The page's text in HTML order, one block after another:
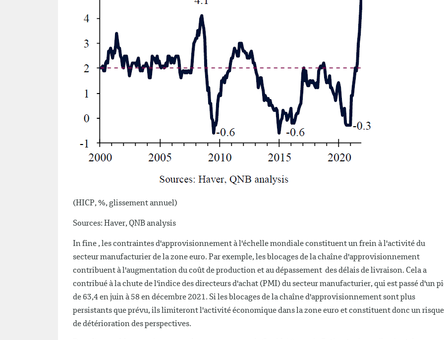
(HICP, %, glissement annuel)
Sources: Haver, QNB analysis
In fine , les contraintes d'approvisionnement à l'échelle mondiale constituent un frein à l'activité du
secteur manufacturier de la zone euro. Par exemple, les blocages de la chaîne d'approvisionnement
contribuent à l'augmentation du coût de production et au dépassement des délais de livraison. Cela a
contribué à la chute de l'indice des directeurs d'achat (PMI) du secteur manufacturier, qui est passé d'un
de 63,4 en juin à 58 en décembre 2021. Si les blocages de la chaîne d'approvisionnement sont plus
persistants que prévu, ils limiteront l'activité économique dans la zone euro et constituent donc un risque
de détérioration des perspectives.